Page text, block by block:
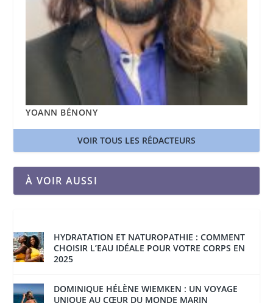
YOANN BÉNONY
VOIR TOUS LES RÉDACTEURS
À VOIR AUSSI
HYDRATATION ET NATUROPATHIE : COMMENT
CHOISIR L’EAU IDÉALE POUR VOTRE CORPS EN
2025
DOMINIQUE HÉLÈNE WIEMKEN : UN VOYAGE
UNIQUE AU CŒUR DU MONDE MARIN